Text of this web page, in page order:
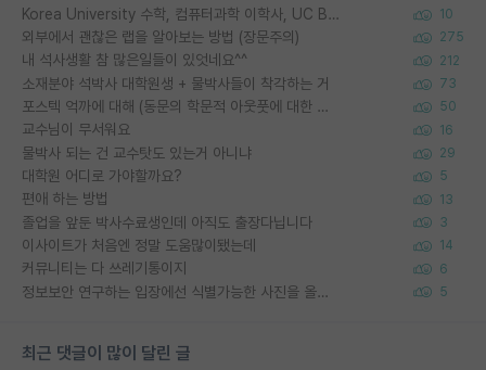
Korea University 수학, 컴퓨터과학 이학사, UC Berkeley 산업공학 대학원 공학박사가 되는 것은 쉽지 않겠죠? 10
외부에서 괜찮은 랩을 알아보는 방법 (장문주의) 275
내 석사생활 참 많은일들이 있엇네요^^ 212
소재분야 석박사 대학원생 + 물박사들이 착각하는 거 73
포스텍 억까에 대해 (동문의 학문적 아웃풋에 대한 반박) 50
교수님이 무서워요 16
물박사 되는 건 교수탓도 있는거 아니냐 29
대학원 어디로 가야할까요? 5
편애 하는 방법 13
졸업을 앞둔 박사수료생인데 아직도 출장다닙니다 3
이사이트가 처음엔 정말 도움많이됐는데 14
커뮤니티는 다 쓰레기통이지 6
정보보안 연구하는 입장에선 식별가능한 사진을 올리는건 비추이긴함 5
최근 댓글이 많이 달린 글